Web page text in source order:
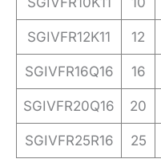
SGIVFR12K11
12
SGIVFR16Q16 16
SGIVFR20Q16 20
SGIVFR25R16 25